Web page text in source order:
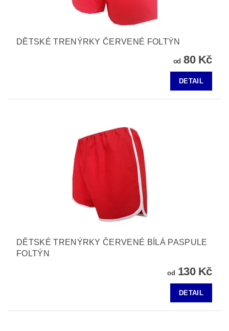
DĚTSKÉ TRENÝRKY ČERVENÉ FOLTÝN
od 80 Kč
DETAIL
DĚTSKÉ TRENÝRKY ČERVENÉ BÍLÁ PASPULE
FOLTÝN
od 130 Kč
DETAIL